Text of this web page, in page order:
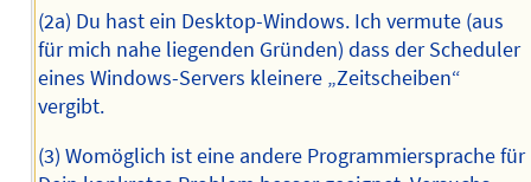
(2a) Du hast ein Desktop-Windows. Ich vermute (aus
für mich nahe liegenden Gründen) dass der Scheduler
eines Windows-Servers kleinere „Zeitscheiben“
vergibt.
(3) Womöglich ist eine andere Programmiersprache für